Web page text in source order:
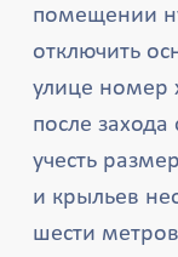
помещении
отключить
улице номер
после
учесть
и крыльев
шести